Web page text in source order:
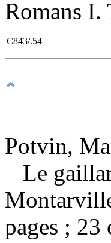
Romans I.
C843/.54
Potvin,
Le
pages ; 23